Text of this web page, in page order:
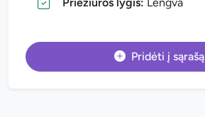
Pridėti į sąrašą